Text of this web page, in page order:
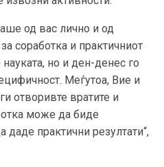
од вас лично и од
соработка и практичниот
но и ден-денес го
Меѓутоа, Вие и
отворивте вратите и
може да биде
практични резултати“,